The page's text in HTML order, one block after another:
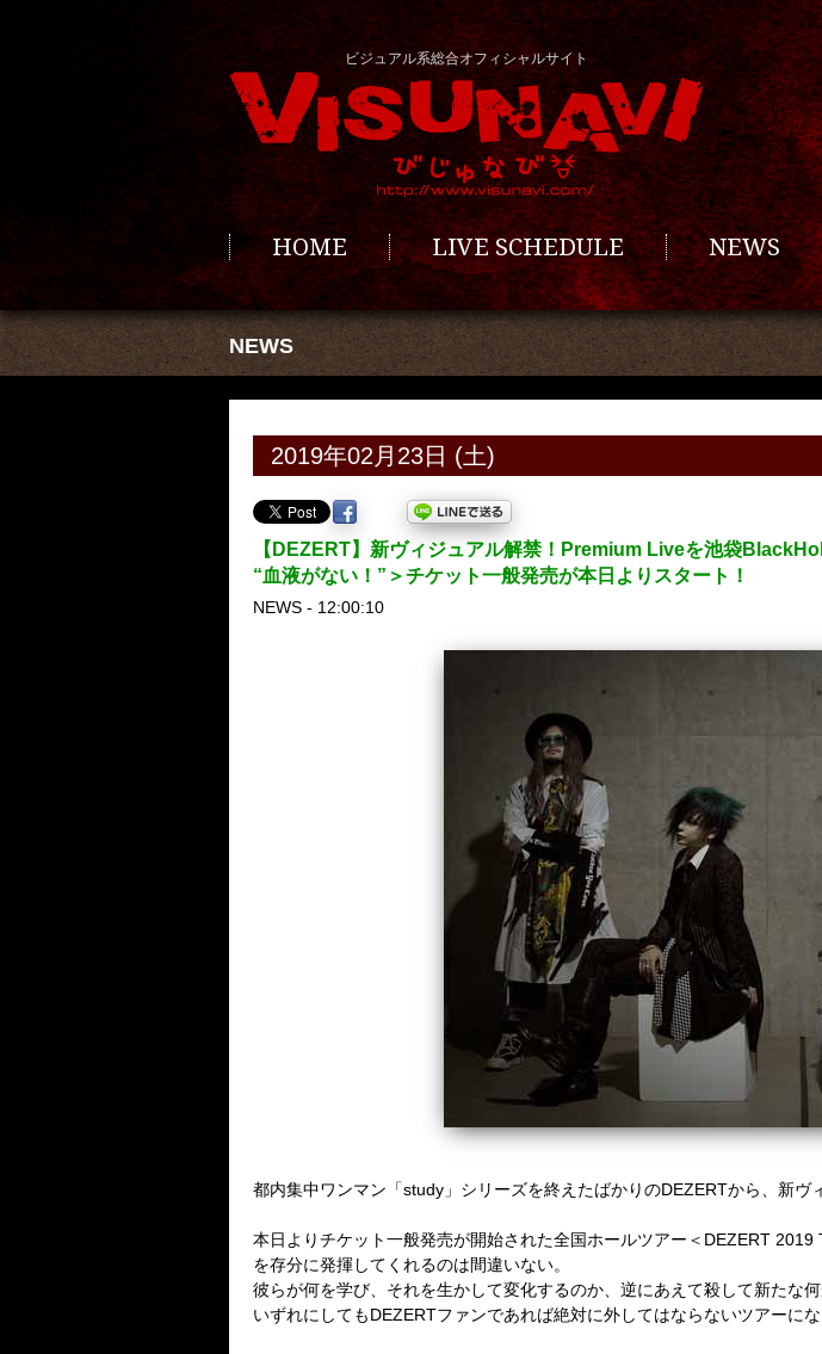
ビジュアル系総合オフィシャルサイト
HOME LIVE SCHEDULE NEWS
NEWS
2019年02月23日 (土)
【DEZERT】新ヴィジュアル解禁！Premium Liveを池袋
“血液がない！”＞チケット一般発売が本日よりスタート！
NEWS - 12:00:10
都内集中ワンマン「study 」シリーズを終えたばかりのDEZERTから、 新ヴ
本日よりチケット一般発売が開始された全国ホールツアー＜ DEZERT 2019
を存分に発揮してくれるのは間違いない。
彼らが何を学び、それを生かして変化するのか、逆にあえて殺して新たな何
いずれにしてもDEZERTファンであれば絶対に外してはならないツアーにな